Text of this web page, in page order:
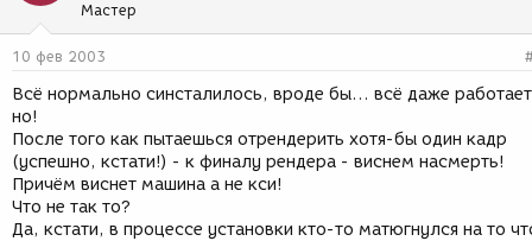
е
м
ы
д
и
Мастер
10 фев 2003
Всё нормально синсталилось, вроде бы... всё даже
но!
После того как пытаешься отрендерить хотя-бы один кадр
(успешно, кстати!) - к финалу рендера - виснем насмерть!
Причём виснет машина а не кси!
Что не так то?
Да, кстати, в процессе установки кто-то матюгнулся на то